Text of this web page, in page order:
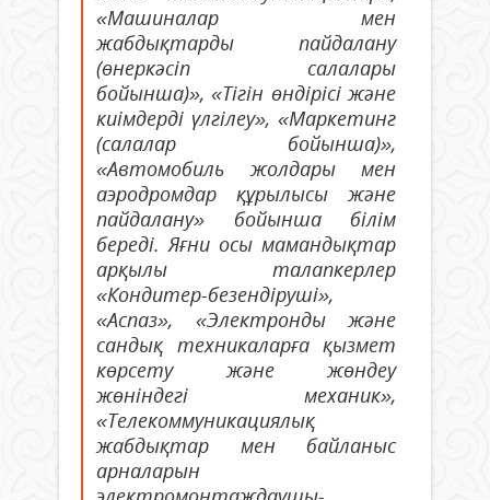
«Машиналар мен
жабдықтарды пайдалану
(өнеркәсіп салалары
бойынша)», «Тігін өндірісі және
киімдерді үлгілеу», «Маркетинг
(салалар бойынша)»,
«Автомобиль жолдары мен
аэродромдар құрылысы және
пайдалану» бойынша білім
береді. Яғни осы мамандықтар
арқылы талапкерлер
«Кондитер-безендіруші»,
«Аспаз», «Электронды және
сандық техникаларға қызмет
көрсету және жөндеу
жөніндегі механик»,
«Телекоммуникациялық
жабдықтар мен байланыс
арналарын